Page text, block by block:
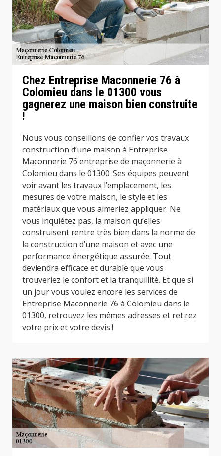
Chez Entreprise Maconnerie 76 à
Colomieu dans le 01300 vous
gagnerez une maison bien construite
!
Nous vous conseillons de confier vos travaux
construction d’une maison à Entreprise
Maconnerie 76 entreprise de maçonnerie à
Colomieu dans le 01300. Ses équipes peuvent
voir avant les travaux l’emplacement, les
mesures de votre maison, le style et les
matériaux que vous aimeriez appliquer. Ne
vous inquiétez pas, la maison qu’elles
construisent rentre très bien dans la norme de
la construction d’une maison et avec une
performance énergétique assurée. Tout
deviendra efficace et durable que vous
trouveriez le confort et la tranquillité. Et que si
un jour vous voulez encore les services de
Entreprise Maconnerie 76 à Colomieu dans le
01300, retrouvez les mêmes adresses et retirez
votre prix et votre devis !